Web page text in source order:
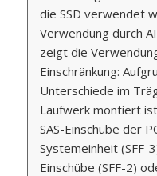
die SSD verwendet
Verwendung durch
zeigt die
Einschränkung:
Unterschiede im
Laufwerk montiert
SAS-Einschübe der
Systemeinheit (SFF-
Einschübe (SFF-2)